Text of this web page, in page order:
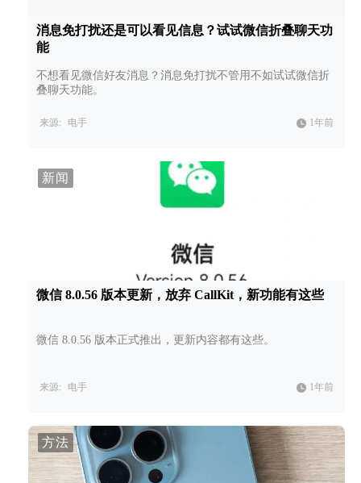
消息免打扰还是可以看见信息？试试微信折叠聊天功
能
不想看见微信好友消息？消息免打扰不管用不如试试微信折
叠聊天功能。
来源: 电手 1年前
新闻
微信 8.0.56 版本更新，放弃 CallKit，新功能有这些
微信 8.0.56 版本正式推出，更新内容都有这些。
来源: 电手 1年前
方法